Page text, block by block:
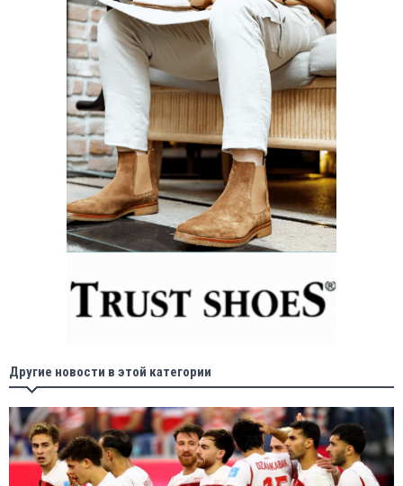
Другие новости в этой категории